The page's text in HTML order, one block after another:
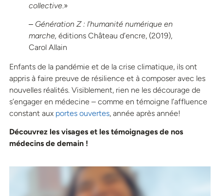
collective.»
‒ Génération Z : l’humanité numérique en
marche, éditions Château d’encre, (2019),
Carol Allain
Enfants de la pandémie et de la crise climatique, ils ont
appris à faire preuve de résilience et à composer avec les
nouvelles réalités. Visiblement, rien ne les décourage de
s’engager en médecine – comme en témoigne l’affluence
constant aux portes ouvertes, année après année!
Découvrez les visages et les témoignages de nos
médecins de demain !